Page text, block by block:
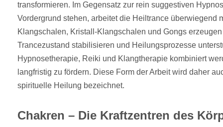
transformieren. Im Gegensatz zur rein suggestiven
Vordergrund stehen, arbeitet die Heiltrance überwiegend
Klangschalen, Kristall-Klangschalen und Gongs
Trancezustand stabilisieren und Heilungsprozesse
Hypnosetherapie, Reiki und Klangtherapie kombiniert
langfristig zu fördern. Diese Form der Arbeit wird daher
spirituelle Heilung bezeichnet.
Chakren – Die Kraftzentren des